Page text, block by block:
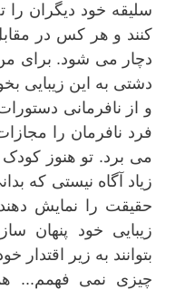
سلیقه خود دیگران را
کنند و هر کس در
دچار می شود. برای من
دشتی به این زیبایی
و از نافرمانی دستورات
فرد نافرمان را
می برد. تو هنوز کودک
زیاد آگاه نیستی که
حقیقت را نمایش دهند
زیبایی خود پنهان
بتوانند به زیر اقتدار
چیزی نمی فهمم...